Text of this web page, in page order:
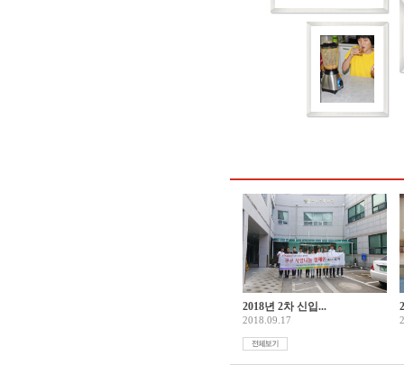
2018년 2차 신입...
2018.09.17